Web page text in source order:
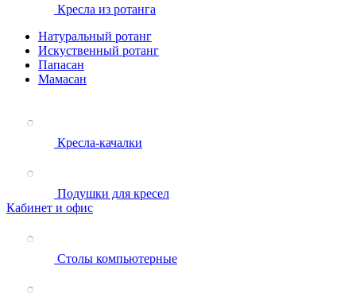
Кресла из ротанга
Натуральный ротанг
Искуственный ротанг
Папасан
Мамасан
Кресла-качалки
Подушки для кресел
Кабинет и офис
Столы компьютерные